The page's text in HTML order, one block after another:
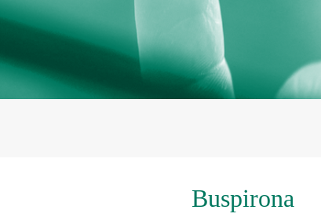
Buspirona